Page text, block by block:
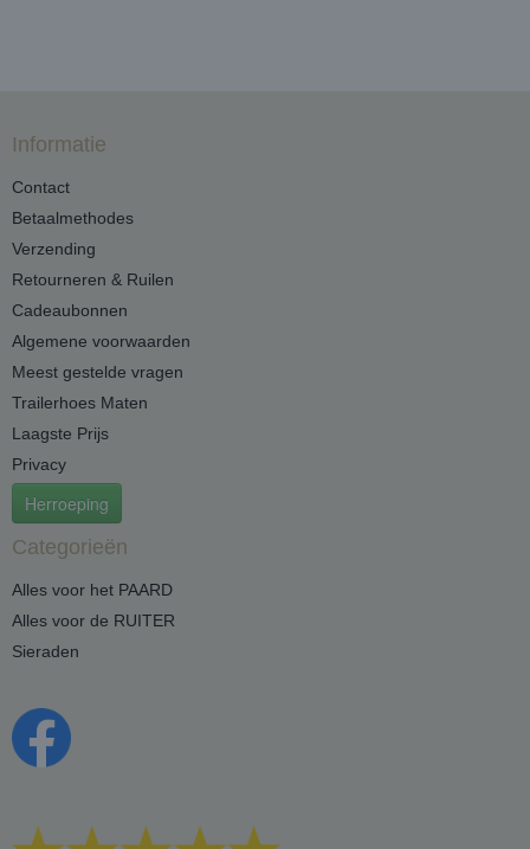
Informatie
Contact
Betaalmethodes
Verzending
Retourneren & Ruilen
Cadeaubonnen
Algemene voorwaarden
Meest gestelde vragen
Trailerhoes Maten
Laagste Prijs
Privacy
Herroeping
Categorieën
Alles voor het PAARD
Alles voor de RUITER
Sieraden